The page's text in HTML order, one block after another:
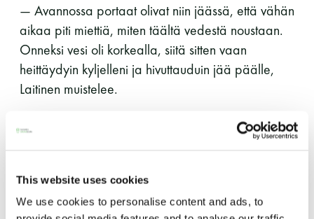
This website uses cookies
We use cookies to personalise content and ads, to
— Avannossa portaat olivat niin jäässä, että vähän
aikaa piti miettiä, miten täältä vedestä noustaan.
Onneksi vesi oli korkealla, siitä sitten vaan
heittäydyin kyljelleni ja hivuttauduin jää päälle,
Laitinen muistelee.
Erikoisimmat saunat Laitinen sanoo löytäneensä
Hyvät tavat kunniaan